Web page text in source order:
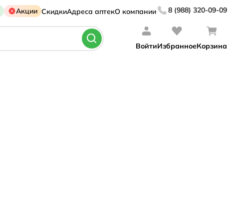
Акции СкидкиАдреса аптекО компании 8 (988) 320-09-09
ВойтиИзбранноеКорзина